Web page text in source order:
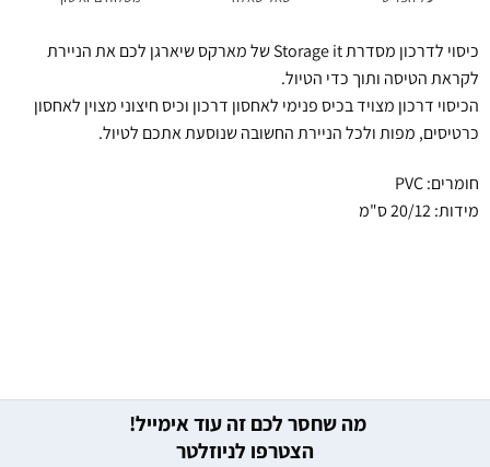
כיסוי לדרכון מסדרת Storage it של מארקס שיארגן לכם את הניירת
לקראת הטיסה ותוך כדי הטיול.
הכיסוי דרכון מצויד בכיס פנימי לאחסון דרכון וכיס חיצוני מצוין לאחסון
כרטיסים, מפות ולכל הניירת החשובה שנוסעת אתכם לטיול.
חומרים: PVC
מידות: 20/12 ס"מ
מה שחסר לכם זה עוד אימייל!
הצטרפו לניוזלטר